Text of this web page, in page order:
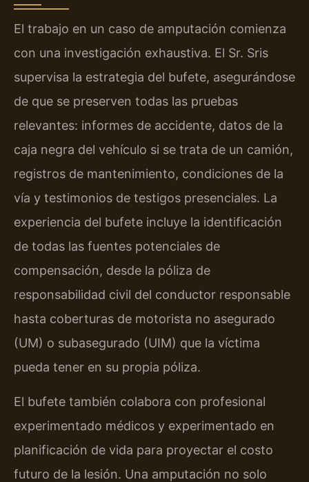
El trabajo en un caso de amputación comienza
con una investigación exhaustiva. El Sr. Sris
supervisa la estrategia del bufete, asegurándose
de que se preserven todas las pruebas
relevantes: informes de accidente, datos de la
caja negra del vehículo si se trata de un camión,
registros de mantenimiento, condiciones de la
vía y testimonios de testigos presenciales. La
experiencia del bufete incluye la identificación
de todas las fuentes potenciales de
compensación, desde la póliza de
responsabilidad civil del conductor responsable
hasta coberturas de motorista no asegurado
(UM) o subasegurado (UIM) que la víctima
pueda tener en su propia póliza.
El bufete también colabora con profesional
experimentado médicos y experimentado en
planificación de vida para proyectar el costo
futuro de la lesión. Una amputación no solo